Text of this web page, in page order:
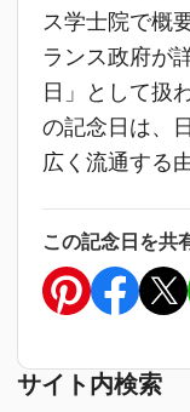
ス学士院で概
ランス政府が
日」として扱
の記念日は、
広く流通する
この記念日を共
サイト内検索